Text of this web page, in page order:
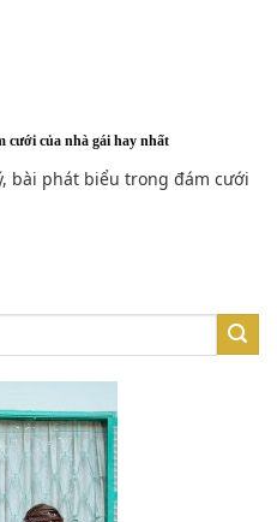
cưới của nhà gái hay nhất
bài phát biểu trong đám cưới